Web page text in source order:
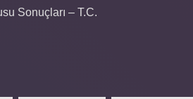
Sonuçları – T.C.